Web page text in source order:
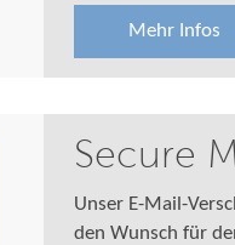
Mehr Infos
Secure
Unser E-Mail-
den Wunsch für